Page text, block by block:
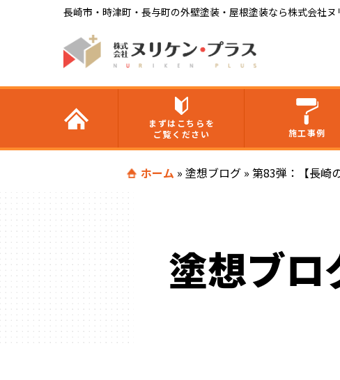
長崎市・時津町・長与町の外壁塗装・屋根塗装なら株式会社ヌ
まずはこちらを
ご覧ください
施工事例
ホーム » 塗想ブログ » 第83弾：【長崎
塗想ブロ